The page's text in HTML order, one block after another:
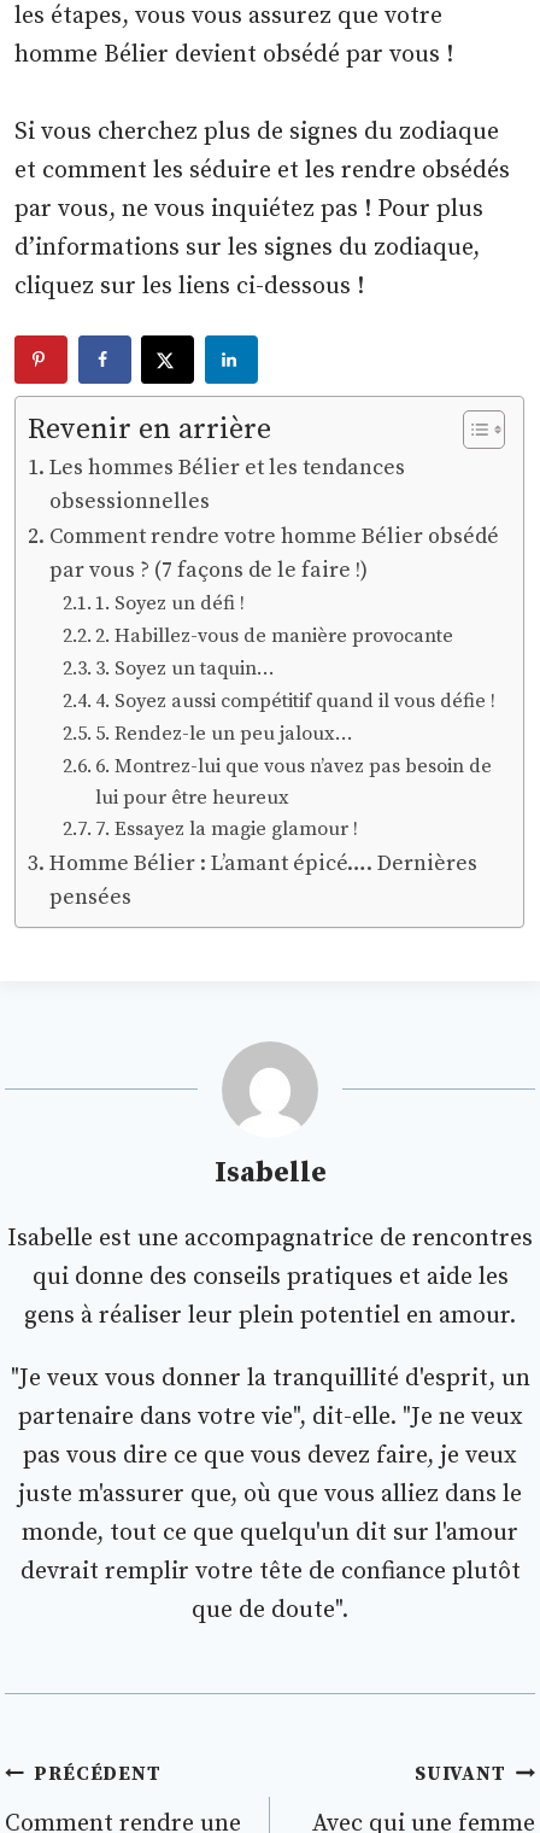
les étapes, vous vous assurez que votre
homme Bélier devient obsédé par vous !
Si vous cherchez plus de signes du zodiaque
et comment les séduire et les rendre obsédés
par vous, ne vous inquiétez pas ! Pour plus
d’informations sur les signes du zodiaque,
cliquez sur les liens ci-dessous !
Revenir en arrière
Les hommes Bélier et les tendances
obsessionnelles
Comment rendre votre homme Bélier obsédé
par vous ? (7 façons de le faire !)
1. Soyez un défi !
2. Habillez-vous de manière provocante
3. Soyez un taquin…
4. Soyez aussi compétitif quand il vous défie !
5. Rendez-le un peu jaloux…
6. Montrez-lui que vous n’avez pas besoin de
lui pour être heureux
7. Essayez la magie glamour !
Homme Bélier : L’amant épicé…. Dernières
pensées
Isabelle
Isabelle est une accompagnatrice de rencontres
qui donne des conseils pratiques et aide les
gens à réaliser leur plein potentiel en amour.
"Je veux vous donner la tranquillité d'esprit, un
partenaire dans votre vie", dit-elle. "Je ne veux
pas vous dire ce que vous devez faire, je veux
juste m'assurer que, où que vous alliez dans le
monde, tout ce que quelqu'un dit sur l'amour
devrait remplir votre tête de confiance plutôt
que de doute".
Navigation
PRÉCÉDENT
Comment rendre une
SUIVANT
Avec qui une femme